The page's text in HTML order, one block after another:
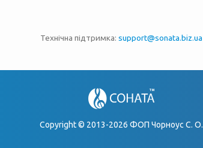
Технічна підтримка: support@sonata.biz.ua
Copyright © 2013-2026 ФОП Чорноус С. О.